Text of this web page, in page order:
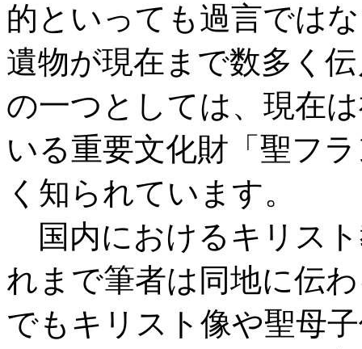
的といっても過言では
遺物が現在まで数多く
の一つとしては、現在
いる重要文化財「聖フ
く知られています。
国内におけるキリス
れまで筆者は同地に伝
でもキリスト像や聖母